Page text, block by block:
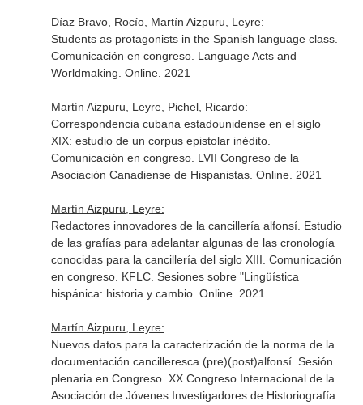
Díaz Bravo, Rocío, Martín Aizpuru, Leyre:
Students as protagonists in the Spanish language class.
Comunicación en congreso. Language Acts and
Worldmaking. Online. 2021
Martín Aizpuru, Leyre, Pichel, Ricardo:
Correspondencia cubana estadounidense en el siglo
XIX: estudio de un corpus epistolar inédito.
Comunicación en congreso. LVII Congreso de la
Asociación Canadiense de Hispanistas. Online. 2021
Martín Aizpuru, Leyre:
Redactores innovadores de la cancillería alfonsí. Estudio
de las grafías para adelantar algunas de las cronología
conocidas para la cancillería del siglo XIII. Comunicación
en congreso. KFLC. Sesiones sobre "Lingüística
hispánica: historia y cambio. Online. 2021
Martín Aizpuru, Leyre:
Nuevos datos para la caracterización de la norma de la
documentación cancilleresca (pre)(post)alfonsí. Sesión
plenaria en Congreso. XX Congreso Internacional de la
Asociación de Jóvenes Investigadores de Historiografía